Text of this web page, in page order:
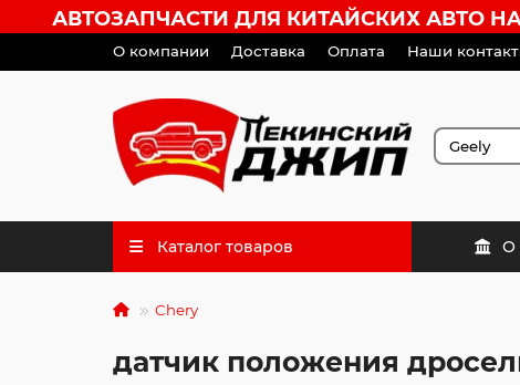
АВТОЗАПЧАСТИ ДЛЯ КИТАЙСКИХ АВТО
О компании Доставка Оплата Наши
Каталог товаров О
Chery
датчик положения